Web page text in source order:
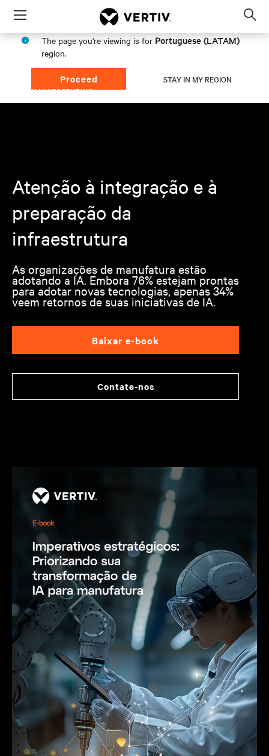
Menu
The page you're viewing is for Portuguese (LATAM)
region.
Proceed STAY IN MY REGION
AI IN MANUFACTURING
Atenção à integração e à
preparação da
infraestrutura
As organizações de manufatura estão
adotando a IA. Embora 76% estejam prontas
para adotar novas tecnologias, apenas 34%
veem retornos de suas iniciativas de IA.
Baixar e-book
Contate-nos